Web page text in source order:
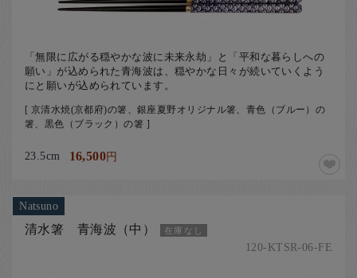
「無限に広がる穏やかな波に未来永劫」と「平和な暮らしへの
願い」が込められた青海波は、穏やかな日々が続いていくよう
にと願いが込められています。
[ 京清水焼(京都府)の箸、銀座夏野オリジナル箸、青色（ブルー）の
箸、黒色（ブラック）の箸 ]
23.5cm 16,500円
Natsuno
清水箸 青海波（中） 在庫なし
120-KTSR-06-FE